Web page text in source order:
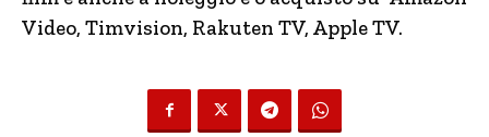
Video, Timvision, Rakuten TV, Apple TV.